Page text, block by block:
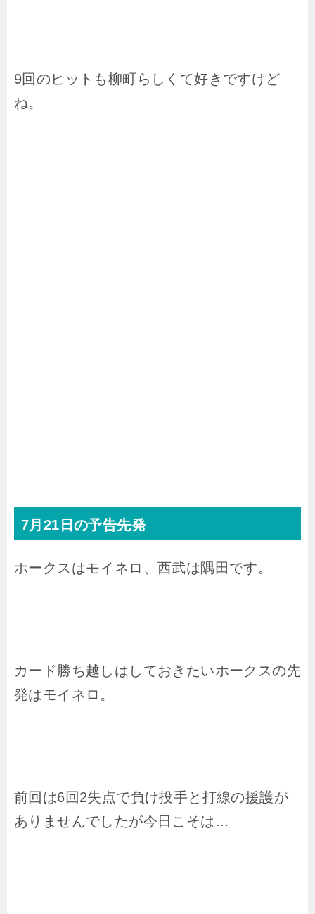
9回のヒットも柳町らしくて好きですけど
ね。
7月21日の予告先発
ホークスはモイネロ、西武は隅田です。
カード勝ち越しはしておきたいホークスの先
発はモイネロ。
前回は6回2失点で負け投手と打線の援護が
ありませんでしたが今日こそは…